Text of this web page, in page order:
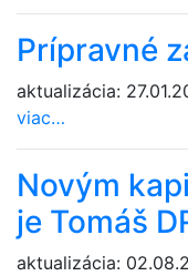
Prípravné
aktualizácia:
viac…
Novým
je Tomáš
aktualizácia: